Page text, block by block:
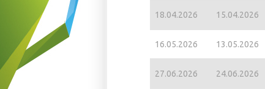
18.04.2026 15.04.2026
16.05.2026 13.05.2026
27.06.2026 24.06.2026